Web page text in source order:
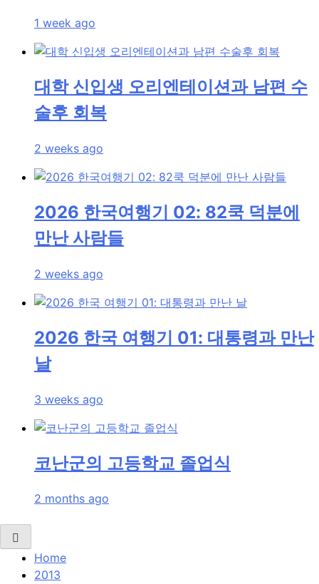
1 week ago
대학 신입생 오리엔테이션과 남편 수
술후 회복
2 weeks ago
2026 한국여행기 02: 82쿡 덕분에
만난 사람들
2 weeks ago
2026 한국 여행기 01: 대통령과 만난
날
3 weeks ago
코난군의 고등학교 졸업식
2 months ago
Home
2013